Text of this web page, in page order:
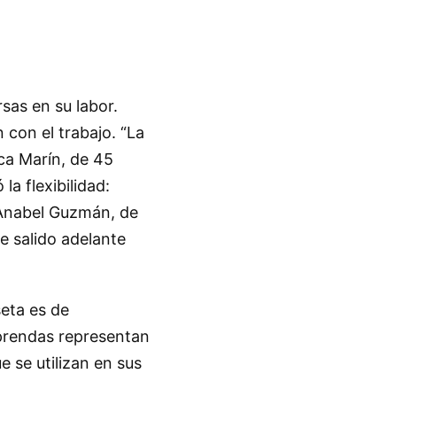
en su labor.
el trabajo. “La
Marín, de 45
la flexibilidad:
Guzmán, de
salido adelante
es de
representan
se utilizan en sus